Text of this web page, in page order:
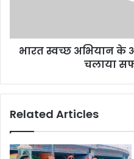
भारत स्वच्छ अभियान के
चलाया
Related Articles